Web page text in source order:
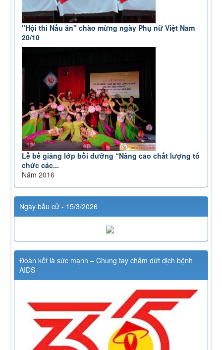
"Hội thi Nấu ăn" chào mừng ngày Phụ nữ Việt Nam
20/10
Lễ bế giảng lớp bồi dưỡng “Nâng cao chất lượng tổ
chức các...
Năm 2016
Ngày bầu cử - 15/3/2026
Đoàn kết là sức mạnh – Chung tay chấm dứt dịch bệnh
AIDS